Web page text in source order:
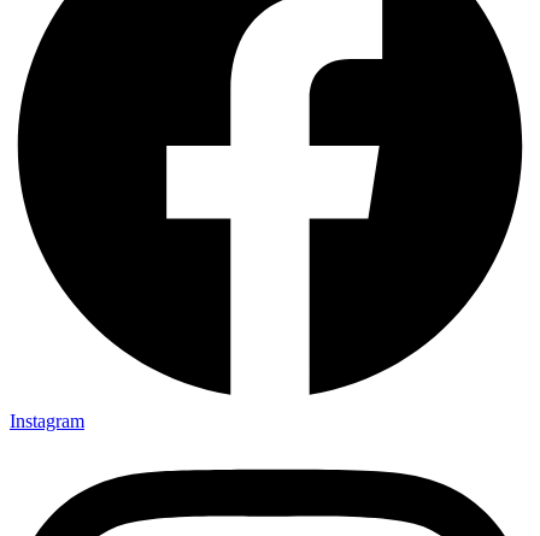
Instagram